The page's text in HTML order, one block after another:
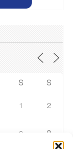
S S
1 2
8 9